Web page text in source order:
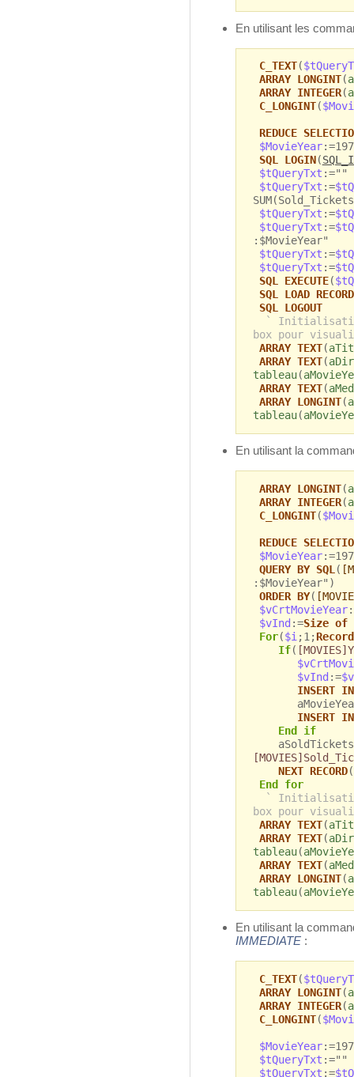
En utilisant les
C_TEXT(
ARRAY LONGINT(
ARRAY INTEGER(
C_LONGINT(
REDUCE
$MovieYear
SQL LOGIN(
$tQueryTxt :=""
$tQueryTxt :=
$tQueryTxt :=
$tQueryTxt :=
:$MovieYear"
$tQueryTxt :=
$tQueryTxt :=
SQL EXECUTE(
SQL LOAD RECORD
SQL LOGOUT
`
box pour
ARRAY TEXT(
ARRAY TEXT(
tableau(
ARRAY TEXT(
ARRAY LONGINT(
tableau(
En utilisant la
ARRAY LONGINT(
ARRAY INTEGER(
C_LONGINT(
REDUCE
$MovieYear
QUERY BY SQL (
:$MovieYear")
ORDER BY(
$vCrtMovieYear
$vInd :=Size of
For($i ;1;
If(
$vInd :=
INSERT
INSERT
End if
NEXT RECORD(
End for
`
box pour
ARRAY TEXT(
ARRAY TEXT(
tableau(
ARRAY TEXT(
ARRAY LONGINT(
tableau(
En utilisant la
IMMEDIATE :
C_TEXT(
ARRAY LONGINT(
ARRAY INTEGER(
C_LONGINT(
$MovieYear
$tQueryTxt :=""
$tQueryTxt :=